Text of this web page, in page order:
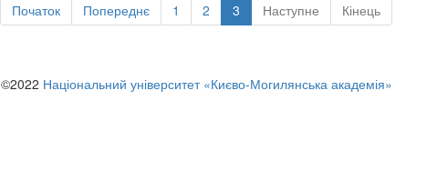
Початок Попереднє 1 2 3 Наступне Кінець
©2022 Національний університет «Києво-Могилянська академія»